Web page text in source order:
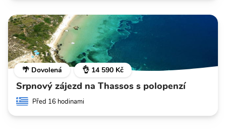
🌴 Dovolená 👌 14 590 Kč
Srpnový zájezd na Thassos s polopenzí
Před 16 hodinami